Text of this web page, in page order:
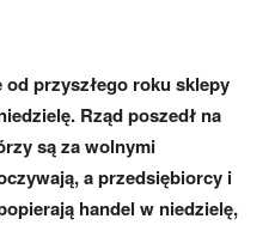
przyszłego roku sklepy
Rząd poszedł na
są za wolnymi
a przedsiębiorcy i
handel w niedzielę,